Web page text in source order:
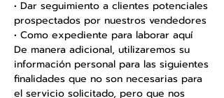
• Dar seguimiento a clientes potenciales
prospectados por nuestros vendedores
• Como expediente para laborar aquí
De manera adicional, utilizaremos su
información personal para las siguientes
finalidades que no son necesarias para
el servicio solicitado, pero que nos